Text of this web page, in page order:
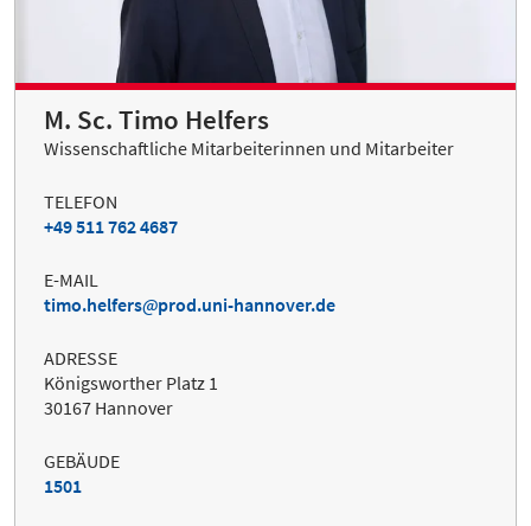
M. Sc. Timo Helfers
Wissenschaftliche Mitarbeiterinnen und Mitarbeiter
TELEFON
+49 511 762 4687
E-MAIL
timo.helfers
prod.uni-hannover.de
ADRESSE
Königsworther Platz 1
30167 Hannover
GEBÄUDE
1501